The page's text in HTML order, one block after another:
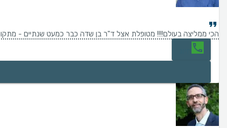
הכי ממליצה בעולם!!!! מטופלת אצל ד"ר בן שדה כבר כמעט שנתיים -